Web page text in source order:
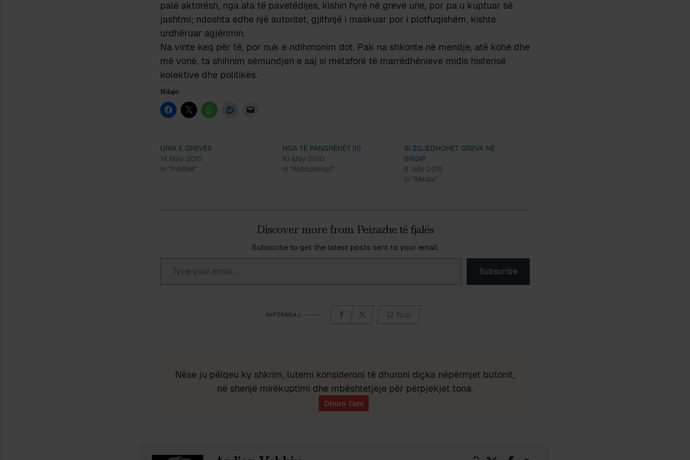
palë aktorësh, nga ata të pavetëdijes, kishin hyrë në grevë urie, por pa u kuptuar së
jashtmi; ndoshta edhe një autoritet, gjithnjë i maskuar por i plotfuqishëm, kishte
urdhëruar agjërimin.
Na vinte keq për të, por nuk e ndihmonim dot. Pak na shkonte në mendje, atë kohë dhe
më vonë, ta shihnim sëmundjen e saj si metaforë të marrëdhënieve midis histerisë
kolektive dhe politikës.
Ndaje:
URIA E GREVЁS
14 May 2010
In "Politikë"
NGA TË PANGRËNËT (II)
10 May 2010
In "Antropologji"
SI ZGJEDHOHET GREVA NË
SHQIP
8 July 2015
In "Media"
Discover more from Peizazhe të fjalës
Subscribe to get the latest posts sent to your email.
Type your email…
Subscribe
SHPËRNDAJ Ruaj
Nëse ju pëlqeu ky shkrim, lutemi konsideroni të dhuroni diçka nëpërmjet butonit,
në shenjë mirëkuptimi dhe mbështetjeje për përpjekjet tona.